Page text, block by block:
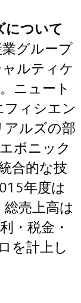
について
グループ
ルティケ
ニュート
フィシエン
アルズの部
ボニック
合的な技
年度は
売上高は
・税金・
を計上し